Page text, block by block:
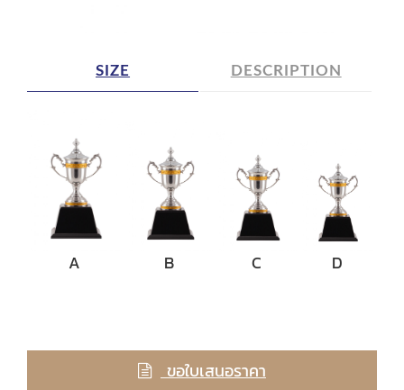
SIZE DESCRIPTION
A B C D
ขอใบเสนอราคา